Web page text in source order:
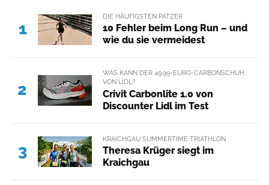
1
DIE HÄUFIGSTEN PATZER
10 Fehler beim Long Run – und
wie du sie vermeidest
2
WAS KANN DER 49,99-EURO-CARBONSCHUH
VON LIDL?
Crivit Carbonlite 1.0 von
Discounter Lidl im Test
3
KRAICHGAU SUMMERTIME TRIATHLON
Theresa Krüger siegt im
Kraichgau